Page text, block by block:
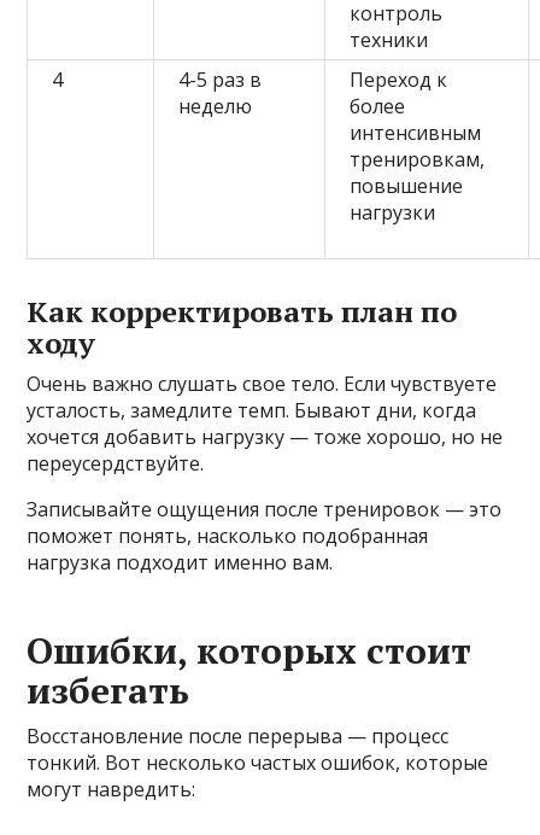
контроль
техники
4
4-5 раз в
неделю
Переход к
более
интенсивным
тренировкам,
повышение
нагрузки
Как корректировать план по
ходу
Очень важно слушать свое тело. Если чувствуете
усталость, замедлите темп. Бывают дни, когда
хочется добавить нагрузку — тоже хорошо, но не
переусердствуйте.
Записывайте ощущения после тренировок — это
поможет понять, насколько подобранная
нагрузка подходит именно вам.
Ошибки, которых стоит
избегать
Восстановление после перерыва — процесс
тонкий. Вот несколько частых ошибок, которые
могут навредить: